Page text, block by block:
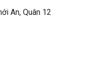
An, Quân 12